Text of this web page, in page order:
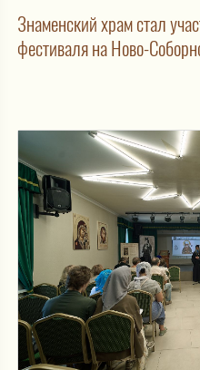
Знаменский храм стал
фестиваля на Ново-